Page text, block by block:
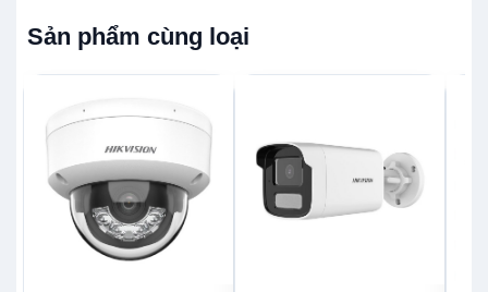
Sản phẩm cùng loại